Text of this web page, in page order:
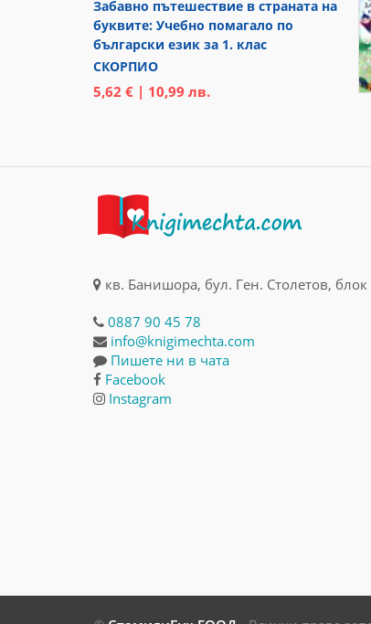
Забавно пътешествие в страната на
буквите: Учебно помагало по
български език за 1. клас
СКОРПИО
5,62 € | 10,99 лв.
кв. Банишора, бул. Ген. Столетов,
0887 90 45 78
info@knigimechta.com
Пишете ни в чата
Facebook
Instagram